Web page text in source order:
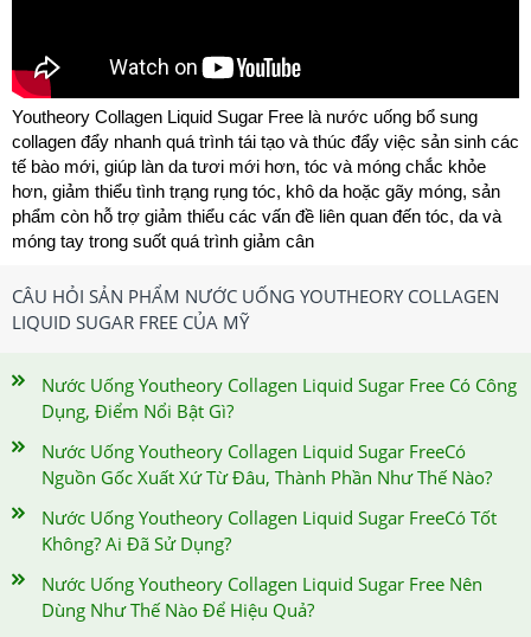
Youtheory Collagen Liquid Sugar Free là nước uống bổ sung
collagen đẩy nhanh quá trình tái tạo và thúc đẩy việc sản sinh các
tế bào mới, giúp làn da tươi mới hơn, tóc và móng chắc khỏe
hơn, giảm thiểu tình trạng rụng tóc, khô da hoặc gãy móng, sản
phẩm còn hỗ trợ giảm thiểu các vấn đề liên quan đến tóc, da và
móng tay trong suốt quá trình giảm cân
CÂU HỎI SẢN PHẨM NƯỚC UỐNG YOUTHEORY COLLAGEN
LIQUID SUGAR FREE CỦA MỸ
Nước Uống Youtheory Collagen Liquid Sugar Free Có Công
Dụng, Điểm Nổi Bật Gì?
Nước Uống Youtheory Collagen Liquid Sugar FreeCó
Nguồn Gốc Xuất Xứ Từ Đâu, Thành Phần Như Thế Nào?
Nước Uống Youtheory Collagen Liquid Sugar FreeCó Tốt
Không? Ai Đã Sử Dụng?
Nước Uống Youtheory Collagen Liquid Sugar Free Nên
Dùng Như Thế Nào Để Hiệu Quả?